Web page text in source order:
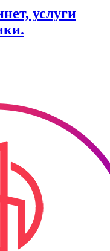
услуги